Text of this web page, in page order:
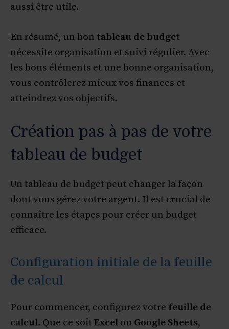
aussi être utile.
En résumé, un bon tableau de budget
nécessite organisation et suivi régulier. Avec
les bons éléments et une bonne organisation,
vous contrôlerez mieux vos finances et
atteindrez vos objectifs.
Création pas à pas de votre
tableau de budget
Un tableau de budget peut changer la façon
dont vous gérez votre argent. Il est crucial de
connaître les étapes pour créer un budget
efficace.
Configuration initiale de la feuille
de calcul
Pour commencer, configurez votre feuille de
calcul. Que ce soit Excel ou Google Sheets,